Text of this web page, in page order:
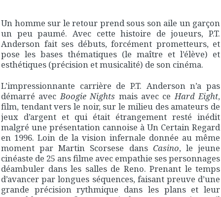
Un homme sur le retour prend sous son aile un garçon
un peu paumé. Avec cette histoire de joueurs, P.T.
Anderson fait ses débuts, forcément prometteurs, et
pose les bases thématiques (le maître et l’élève) et
esthétiques (précision et musicalité) de son cinéma.
L’impressionnante carrière de P.T. Anderson n’a pas
démarré avecBoogie Nights mais avec ceHard Eight,
film, tendant vers le noir, sur le milieu des amateurs de
jeux d’argent et qui était étrangement resté inédit
malgré une présentation cannoise à Un Certain Regard
en 1996. Loin de la vision infernale donnée au même
moment par Martin Scorsese dans Casino, le jeune
cinéaste de 25 ans filme avec empathie ses personnages
déambuler dans les salles de Reno. Prenant le temps
d’avancer par longues séquences, faisant preuve d’une
grande précision rythmique dans les plans et leur